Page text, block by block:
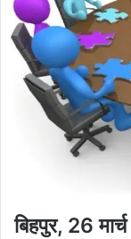
बिहपुर, 26